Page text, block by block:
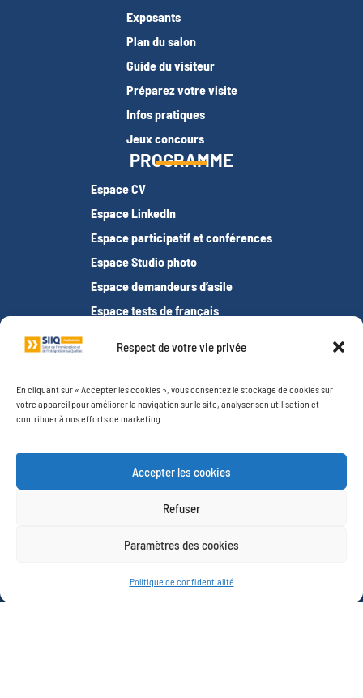
Respect de votre vie privée
En cliquant sur « Accepter les cookies », vous consentez le stockage de cookies sur
votre appareil pour améliorer la navigation sur le site, analyser son utilisation et
contribuer à nos efforts de marketing.
Accepter les cookies
Refuser
Paramètres des cookies
Politique de confidentialité
Exposants
Plan du salon
Guide du visiteur
Préparez votre visite
Infos pratiques
Jeux concours
PROGRAMME
Espace CV
Espace LinkedIn
Espace participatif et conférences
Espace Studio photo
Espace demandeurs d’asile
Espace tests de français
RESSOURCES
Foire aux questions (FAQ)
Entrevues des exposants
Vous souhaitez exposer ?
Devenir bénévole
Qui sommes-nous ?